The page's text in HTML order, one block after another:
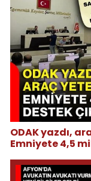
ODAK yazdı,
Emniyete 4,5